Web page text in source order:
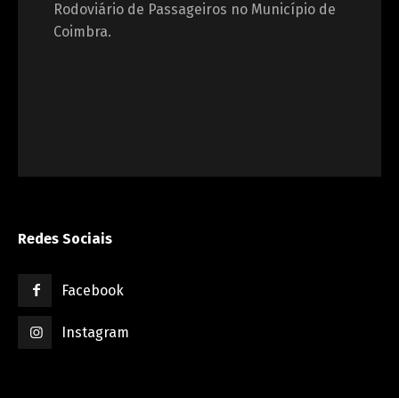
Rodoviário de Passageiros no Município de
Coimbra.
Redes Sociais
Facebook
Instagram